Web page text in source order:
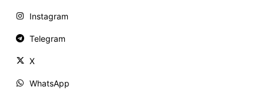
Instagram
Telegram
X
WhatsApp